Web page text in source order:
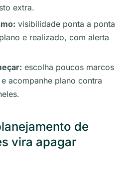
extra.
visibilidade ponta a ponta
e realizado, com alerta
escolha poucos marcos
acompanhe plano contra
de
vira apagar